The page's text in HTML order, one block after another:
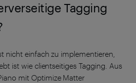
Tagging
nicht einfach zu implementieren,
ist wie clientseitiges Tagging. Aus
mit Optimize Matter